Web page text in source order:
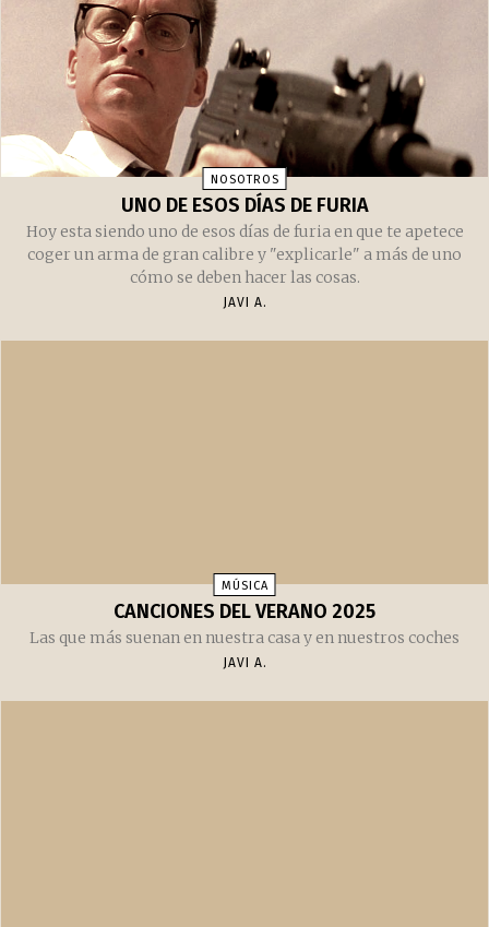
NOSOTROS
UNO DE ESOS DÍAS DE FURIA
Hoy esta siendo uno de esos días de furia en que te apetece
coger un arma de gran calibre y "explicarle" a más de uno
cómo se deben hacer las cosas.
JAVI A.
MÚSICA
CANCIONES DEL VERANO 2025
Las que más suenan en nuestra casa y en nuestros coches
JAVI A.